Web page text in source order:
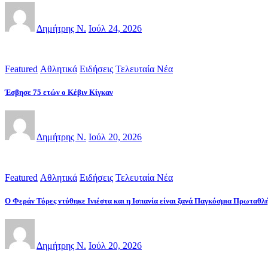
Δημήτρης Ν. Ιούλ 24, 2026
Featured Αθλητικά Ειδήσεις Τελευταία Νέα
Έσβησε 75 ετών ο Κέβιν Κίγκαν
Δημήτρης Ν. Ιούλ 20, 2026
Featured Αθλητικά Ειδήσεις Τελευταία Νέα
Ο Φεράν Τόρες ντύθηκε Ινιέστα και η Ισπανία είναι ξανά Παγκόσμια
Δημήτρης Ν. Ιούλ 20, 2026